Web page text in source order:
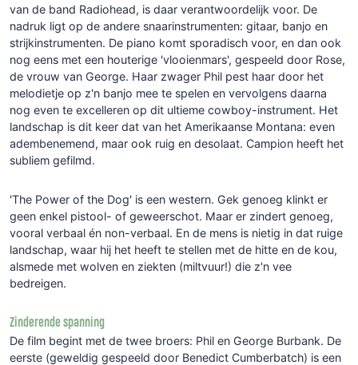
van de band Radiohead, is daar verantwoordelijk voor. De
nadruk ligt op de andere snaarinstrumenten: gitaar, banjo en
strijkinstrumenten. De piano komt sporadisch voor, en dan ook
nog eens met een houterige 'vlooienmars', gespeeld door Rose,
de vrouw van George. Haar zwager Phil pest haar door het
melodietje op z'n banjo mee te spelen en vervolgens daarna
nog even te excelleren op dit ultieme cowboy-instrument. Het
landschap is dit keer dat van het Amerikaanse Montana: even
adembenemend, maar ook ruig en desolaat. Campion heeft het
subliem gefilmd.
'The Power of the Dog' is een western. Gek genoeg klinkt er
geen enkel pistool- of geweerschot. Maar er zindert genoeg,
vooral verbaal én non-verbaal. En de mens is nietig in dat ruige
landschap, waar hij het heeft te stellen met de hitte en de kou,
alsmede met wolven en ziekten (miltvuur!) die z'n vee
bedreigen.
Zinderende spanning
De film begint met de twee broers: Phil en George Burbank. De
eerste (geweldig gespeeld door Benedict Cumberbatch) is een